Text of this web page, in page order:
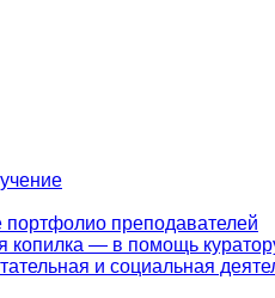
портфолио преподавателей
копилка — в помощь
и социальная